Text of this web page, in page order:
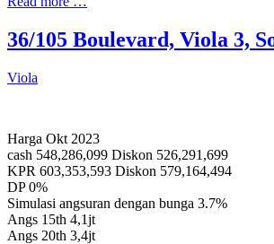
36/105 Boulevard, Viola 3,
Viola
Harga Okt 2023
cash 548,286,099 Diskon 526,291,699
KPR 603,353,593 Diskon 579,164,494
DP 0%
Simulasi angsuran dengan bunga 3.7%
Angs 15th 4,1jt
Angs 20th 3,4jt